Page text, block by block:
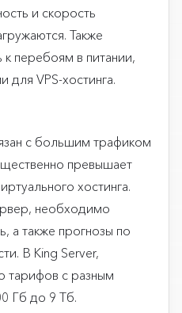
и скорость
Также
к перебоям в питании,
для VPS-хостинга.
с большим трафиком
превышает
хостинга.
необходимо
а также прогнозы по
В King Server,
тарифов с разным
Гб до 9 Тб.